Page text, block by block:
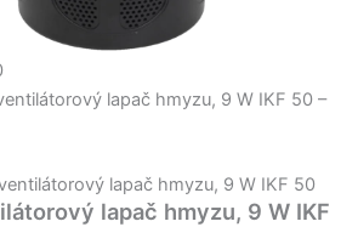
lapač hmyzu, 9 W IKF 50
lapač hmyzu, 9 W IKF